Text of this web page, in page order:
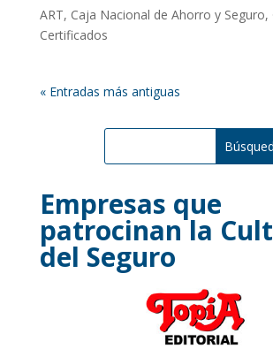
ART, Caja Nacional de Ahorro y Seguro,
Certificados
« Entradas más antiguas
Empresas que
patrocinan la
del Seguro